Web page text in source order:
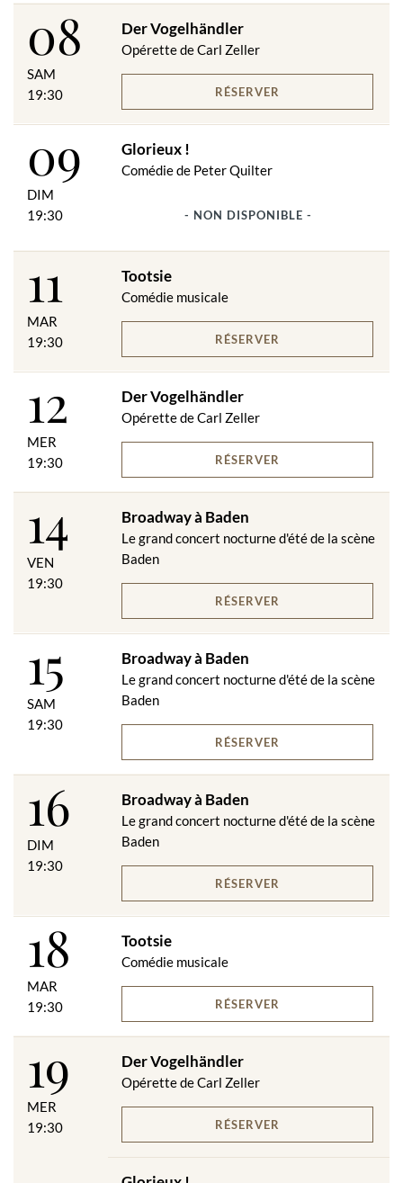
08
SAM
19:30
Der Vogelhändler
Opérette de Carl Zeller
RÉSERVER
09
DIM
19:30
Glorieux !
Comédie de Peter Quilter
- NON DISPONIBLE -
11
MAR
19:30
Tootsie
Comédie musicale
RÉSERVER
12
MER
19:30
Der Vogelhändler
Opérette de Carl Zeller
RÉSERVER
14
VEN
19:30
Broadway à Baden
Le grand concert nocturne d'été de la scène
Baden
RÉSERVER
15
SAM
19:30
Broadway à Baden
Le grand concert nocturne d'été de la scène
Baden
RÉSERVER
16
DIM
19:30
Broadway à Baden
Le grand concert nocturne d'été de la scène
Baden
RÉSERVER
18
MAR
19:30
Tootsie
Comédie musicale
RÉSERVER
19
MER
19:30
Der Vogelhändler
Opérette de Carl Zeller
RÉSERVER